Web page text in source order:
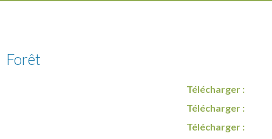
Forêt
Télécharger :
Télécharger :
Télécharger :